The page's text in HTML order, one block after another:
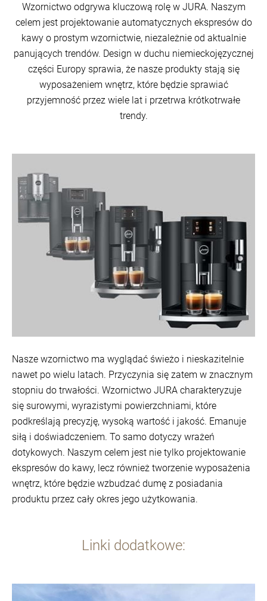
Wzornictwo odgrywa kluczową rolę w JURA. Naszym
celem jest projektowanie automatycznych ekspresów do
kawy o prostym wzornictwie, niezależnie od aktualnie
panujących trendów. Design w duchu niemieckojęzycznej
części Europy sprawia, że nasze produkty stają się
wyposażeniem wnętrz, które będzie sprawiać
przyjemność przez wiele lat i przetrwa krótkotrwałe
trendy.
Nasze wzornictwo ma wyglądać świeżo i nieskazitelnie
nawet po wielu latach. Przyczynia się zatem w znacznym
stopniu do trwałości. Wzornictwo JURA charakteryzuje
się surowymi, wyrazistymi powierzchniami, które
podkreślają precyzję, wysoką wartość i jakość. Emanuje
siłą i doświadczeniem. To samo dotyczy wrażeń
dotykowych. Naszym celem jest nie tylko projektowanie
ekspresów do kawy, lecz również tworzenie wyposażenia
wnętrz, które będzie wzbudzać dumę z posiadania
produktu przez cały okres jego użytkowania.
Linki dodatkowe: